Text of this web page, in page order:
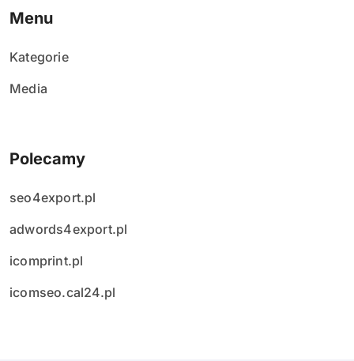
Menu
Kategorie
Media
Polecamy
seo4export.pl
adwords4export.pl
icomprint.pl
icomseo.cal24.pl